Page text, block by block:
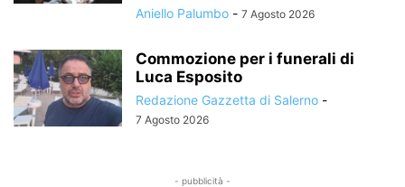
Aniello Palumbo - 7 Agosto 2026
Commozione per i funerali di
Luca Esposito
Redazione Gazzetta di Salerno -
7 Agosto 2026
- pubblicità -